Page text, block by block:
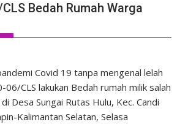
Bedah Rumah Warga
Covid 19 tanpa mengenal lelah
CLS lakukan Bedah rumah milik salah
Desa Sungai Rutas Hulu, Kec. Candi
Kalimantan Selatan, Selasa